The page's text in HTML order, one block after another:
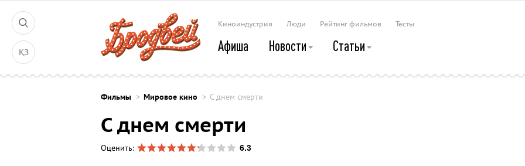
ҚЗ
Киноиндустрия Люди Рейтинг фильмов Тесты
Афиша Новости Статьи
Фильмы Мировое кино С днем смерти
С днем смерти
Оценить: 6.3